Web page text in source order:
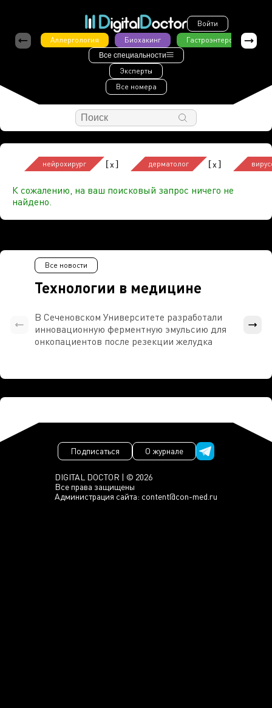
Войти
Аллергология
Биохакинг Гастроэнтерология
Все специальности
Эксперты
Все номера
нейрохирург [x] дерматолог [x]
К сожалению, на ваш поисковый запрос ничего не
найдено.
Технологии в медицине
Все новости
В Сеченовском Университете разработали
инновационную ферментную эмульсию для
онкопациентов после резекции желудка
DIGITAL DOCTOR | © 2026
Все права защищены
Администрация сайта: content@con-med.ru
Подписаться О журнале